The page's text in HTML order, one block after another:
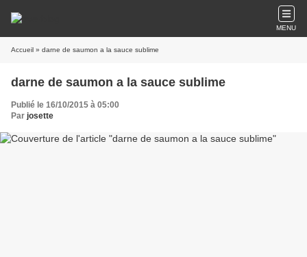
MENU
Accueil » darne de saumon a la sauce sublime
darne de saumon a la sauce sublime
Publié le 16/10/2015 à 05:00
Par josette